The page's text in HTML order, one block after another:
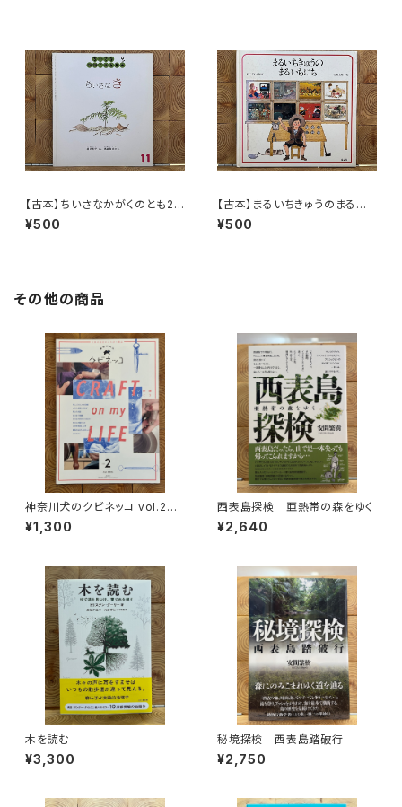
【古本】ちいさなかがくのとも20
号 ちいさなき
¥500
【古本】まるいちきゅうのまるい
ちにち
¥500
その他の商品
神奈川犬のクビネッコ vol.2
特集：CRAFT on my LIFE
¥1,300
西表島探検 亜熱帯の森をゆく
¥2,640
木を読む
¥3,300
秘境探検 西表島踏破行
¥2,750